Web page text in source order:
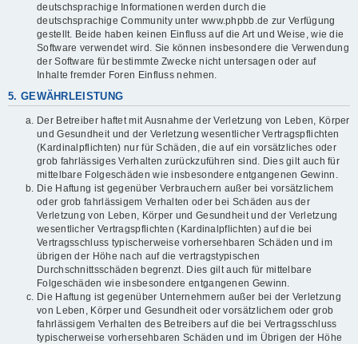
deutschsprachige Informationen werden durch die
deutschsprachige Community unter www.phpbb.de zur Verfügung
gestellt. Beide haben keinen Einfluss auf die Art und Weise, wie die
Software verwendet wird. Sie können insbesondere die Verwendung
der Software für bestimmte Zwecke nicht untersagen oder auf
Inhalte fremder Foren Einfluss nehmen.
5. GEWÄHRLEISTUNG
Der Betreiber haftet mit Ausnahme der Verletzung von Leben, Körper
und Gesundheit und der Verletzung wesentlicher Vertragspflichten
(Kardinalpflichten) nur für Schäden, die auf ein vorsätzliches oder
grob fahrlässiges Verhalten zurückzuführen sind. Dies gilt auch für
mittelbare Folgeschäden wie insbesondere entgangenen Gewinn.
Die Haftung ist gegenüber Verbrauchern außer bei vorsätzlichem
oder grob fahrlässigem Verhalten oder bei Schäden aus der
Verletzung von Leben, Körper und Gesundheit und der Verletzung
wesentlicher Vertragspflichten (Kardinalpflichten) auf die bei
Vertragsschluss typischerweise vorhersehbaren Schäden und im
übrigen der Höhe nach auf die vertragstypischen
Durchschnittsschäden begrenzt. Dies gilt auch für mittelbare
Folgeschäden wie insbesondere entgangenen Gewinn.
Die Haftung ist gegenüber Unternehmern außer bei der Verletzung
von Leben, Körper und Gesundheit oder vorsätzlichem oder grob
fahrlässigem Verhalten des Betreibers auf die bei Vertragsschluss
typischerweise vorhersehbaren Schäden und im Übrigen der Höhe